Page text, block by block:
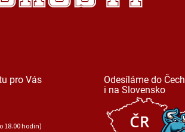
pro Vás
18.00 hodin)
Odesíláme do Čech
i na Slovensko